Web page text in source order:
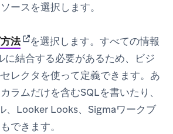
ースを選択します。
法(opens in new tab)
を選択します。すべての情報
に結合する必要があるため、ビジ
レクタを使って定義できます。あ
ラムだけを含むSQLを書いたり、
、Looker Looks、Sigmaワークブ
できます。